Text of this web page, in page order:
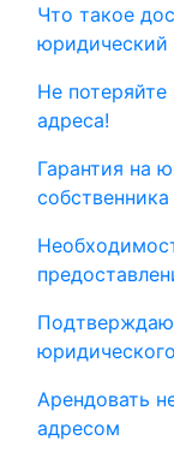
Что такое
юридический
Не
адреса!
Гарантия на
собственника
Арендовать
адресом